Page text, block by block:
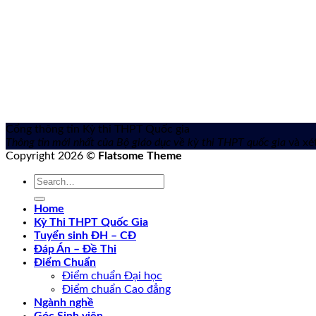
Cổng thông tin Kỳ thi THPT Quốc gia
Thông tin mới nhất của Bộ giáo dục về kỳ thi THPT quốc gia và
Copyright 2026 © Flatsome Theme
Home
Kỳ Thi THPT Quốc Gia
Tuyển sinh ĐH – CĐ
Đáp Án – Đề Thi
Điểm Chuẩn
Điểm chuẩn Đại học
Điểm chuẩn Cao đẳng
Ngành nghề